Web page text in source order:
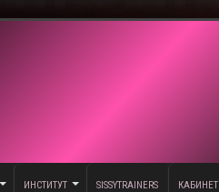
ИНСТИТУТ SISSYTRAINERS КАБИНЕТ